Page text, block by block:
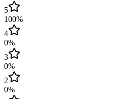
5
100%
4
0%
3
0%
2
0%